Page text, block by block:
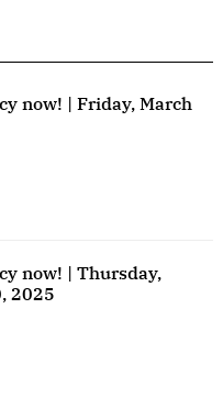
now! | Friday, March
now! | Thursday,
2025